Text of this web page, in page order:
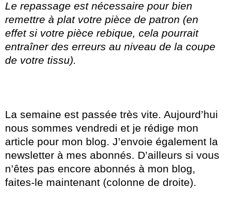
Le repassage est nécessaire pour bien
remettre à plat votre pièce de patron (en
effet si votre pièce rebique, cela pourrait
entraîner des erreurs au niveau de la coupe
de votre tissu).
La semaine est passée très vite. Aujourd’hui
nous sommes vendredi et je rédige mon
article pour mon blog. J’envoie également la
newsletter à mes abonnés. D’ailleurs si vous
n’êtes pas encore abonnés à mon blog,
faites-le maintenant (colonne de droite).